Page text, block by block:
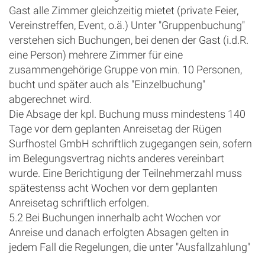
Gast alle Zimmer gleichzeitig mietet (private Feier,
Vereinstreffen, Event, o.ä.) Unter "Gruppenbuchung"
verstehen sich Buchungen, bei denen der Gast (i.d.R.
eine Person) mehrere Zimmer für eine
zusammengehörige Gruppe von min. 10 Personen,
bucht und später auch als "Einzelbuchung"
abgerechnet wird.
Die Absage der kpl. Buchung muss mindestens 140
Tage vor dem geplanten Anreisetag der Rügen
Surfhostel GmbH schriftlich zugegangen sein, sofern
im Belegungsvertrag nichts anderes vereinbart
wurde. Eine Berichtigung der Teilnehmerzahl muss
spätestenss acht Wochen vor dem geplanten
Anreisetag schriftlich erfolgen.
5.2 Bei Buchungen innerhalb acht Wochen vor
Anreise und danach erfolgten Absagen gelten in
jedem Fall die Regelungen, die unter "Ausfallzahlung"